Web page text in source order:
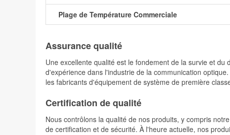
Plage de Température Commerciale
Assurance qualité
Une excellente qualité est le fondement de la survie et
d'expérience dans l'industrie de la communication
les fabricants d'équipement de système de première
Certification de qualité
Nous contrôlons la qualité de nos produits, y compris
de certification et de sécurité. À l'heure actuelle, nos